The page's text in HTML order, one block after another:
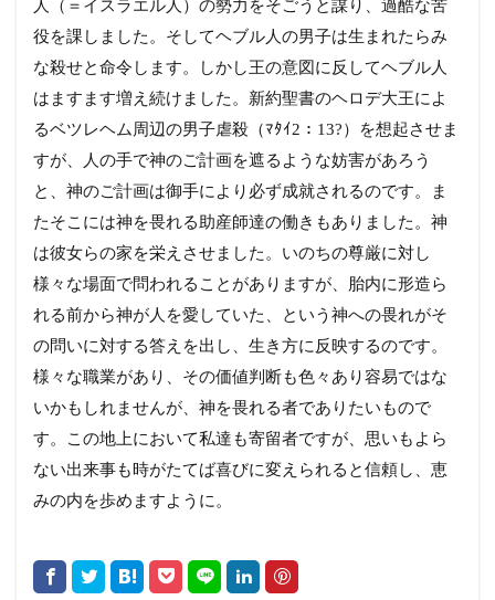
人（＝イスラエル人）の勢力をそごうと謀り、過酷な苦
役を課しました。そしてヘブル人の男子は生まれたらみ
な殺せと命令します。しかし王の意図に反してヘブル人
はますます増え続けました。新約聖書のヘロデ大王によ
るベツレヘム周辺の男子虐殺（ﾏﾀｲ2：13?）を想起させま
すが、人の手で神のご計画を遮るような妨害があろう
と、神のご計画は御手により必ず成就されるのです。ま
たそこには神を畏れる助産師達の働きもありました。神
は彼女らの家を栄えさせました。いのちの尊厳に対し
様々な場面で問われることがありますが、胎内に形造ら
れる前から神が人を愛していた、という神への畏れがそ
の問いに対する答えを出し、生き方に反映するのです。
様々な職業があり、その価値判断も色々あり容易ではな
いかもしれませんが、神を畏れる者でありたいもので
す。この地上において私達も寄留者ですが、思いもよら
ない出来事も時がたてば喜びに変えられると信頼し、恵
みの内を歩めますように。